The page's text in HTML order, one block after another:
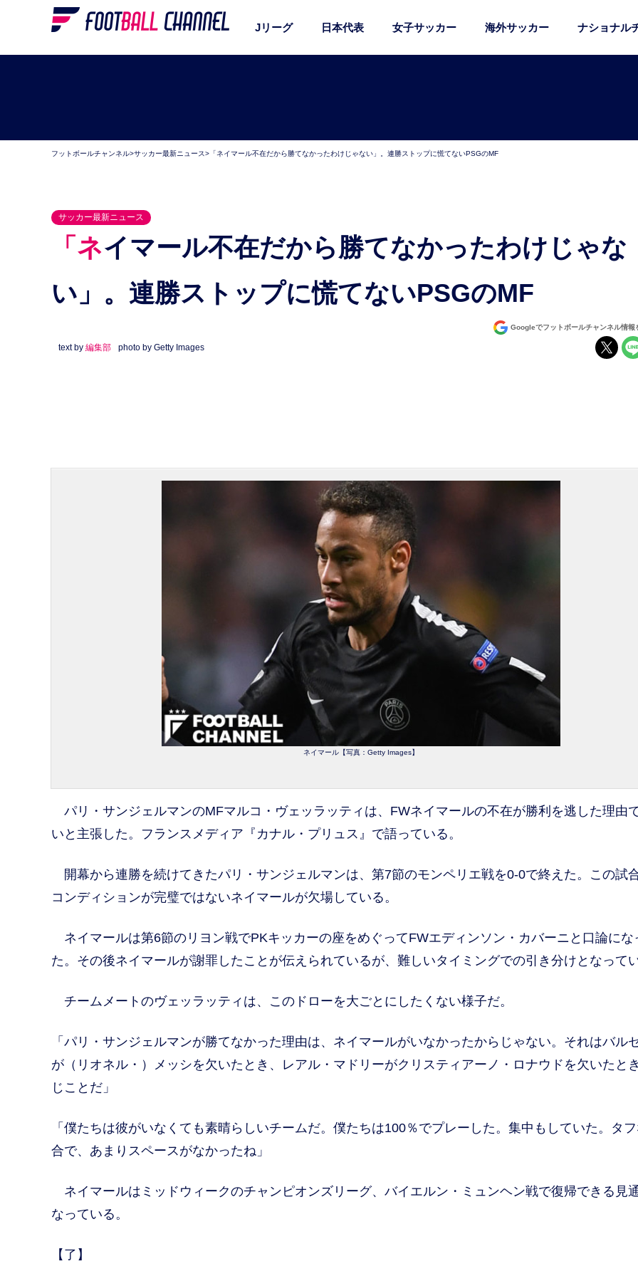
Jリーグ 日本代表 女子サッカー 海外サッカー ナショナル
フットボールチャンネル>サッカー最新ニュース> 「ネイマール不在だから勝てなかったわけじゃない」。連勝ストップに慌てないPSGのMF
サッカー最新ニュース
「ネイマール不在だから勝てなかったわけじゃな
い」。連勝ストップに慌てないPSGのMF
Googleでフットボールチャンネル情報
text by 編集部 photo by Getty Images
ネイマール【写真：Getty Images】
パリ・サンジェルマンのMFマルコ・ヴェッラッティは、FWネイマールの不在が勝利を逃した理由
いと主張した。フランスメディア『カナル・プリュス』で語っている。
開幕から連勝を続けてきたパリ・サンジェルマンは、第7節のモンペリエ戦を0-0で終えた。この試
コンディションが完璧ではないネイマールが欠場している。
ネイマールは第6節のリヨン戦でPKキッカーの座をめぐってFWエディンソン・カバーニと口論にな
た。その後ネイマールが謝罪したことが伝えられているが、難しいタイミングでの引き分けとなってい
チームメートのヴェッラッティは、このドローを大ごとにしたくない様子だ。
「パリ・サンジェルマンが勝てなかった理由は、ネイマールがいなかったからじゃない。それはバル
が（リオネル・）メッシを欠いたとき、レアル・マドリーがクリスティアーノ・ロナウドを欠いたと
じことだ」
「僕たちは彼がいなくても素晴らしいチームだ。僕たちは100％でプレーした。集中もしていた。タ
合で、あまりスペースがなかったね」
ネイマールはミッドウィークのチャンピオンズリーグ、バイエルン・ミュンヘン戦で復帰できる見
なっている。
【了】